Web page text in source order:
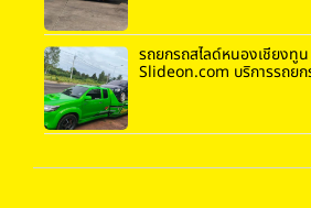
รถยกรถสไลด์หนองเชียงทูน
Slideon.com บริการรถยก